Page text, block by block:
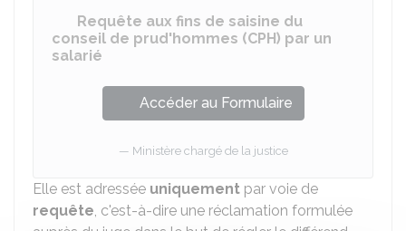
Requête aux fins de saisine du
conseil de prud'hommes (CPH) par un
salarié
Accéder au Formulaire
Ministère chargé de la justice
Elle est adressée uniquement par voie de
requête, c'est-à-dire une réclamation formulée